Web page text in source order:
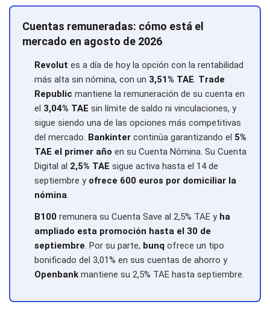
Cuentas remuneradas: cómo está el
mercado en agosto de 2026
Revolut es a día de hoy la opción con la rentabilidad
más alta sin nómina, con un 3,51% TAE. Trade
Republic mantiene la remuneración de su cuenta en
el 3,04% TAE sin límite de saldo ni vinculaciones, y
sigue siendo una de las opciones más competitivas
del mercado. Bankinter continúa garantizando el 5%
TAE el primer año en su Cuenta Nómina. Su Cuenta
Digital al 2,5% TAE sigue activa hasta el 14 de
septiembre y ofrece 600 euros por domiciliar la
nómina.
B100 remunera su Cuenta Save al 2,5% TAE y ha
ampliado esta promoción hasta el 30 de
septiembre. Por su parte, bunq ofrece un tipo
bonificado del 3,01% en sus cuentas de ahorro y
Openbank mantiene su 2,5% TAE hasta septiembre.